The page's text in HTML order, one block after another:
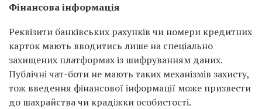
Фінансова інформація
Реквізити банківських рахунків чи номери кредитних
карток мають вводитись лише на спеціально
захищених платформах із шифруванням даних.
Публічні чат-боти не мають таких механізмів захисту,
тож введення фінансової інформації може призвести
до шахрайства чи крадіжки особистості.